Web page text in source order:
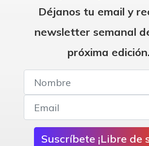
Déjanos tu email y
newsletter semanal
próxima edición.
Suscríbete ¡Libre de